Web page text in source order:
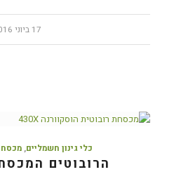
17 ביוני 2016
כלי גינון חשמליים,
הרובוטים